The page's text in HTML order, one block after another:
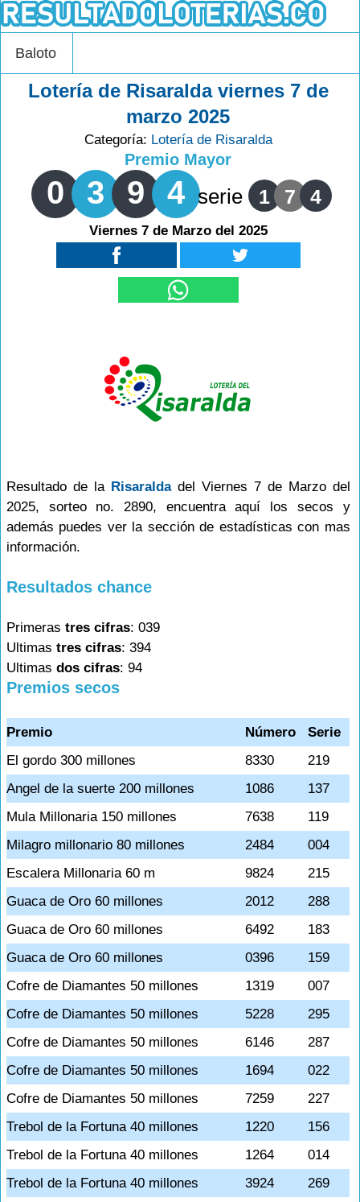
Baloto
Lotería de Risaralda viernes 7 de
marzo 2025
Categoría: Lotería de Risaralda
Premio Mayor
0 3 9 4 serie 1 7 4
Viernes 7 de Marzo del 2025
Resultado de la Risaraldadel Viernes 7 de Marzo del
2025, sorteo no. 2890, encuentra aquí los secos y
además puedes ver la sección de estadísticas con mas
información.
Resultados chance
Primeras tres cifras: 039
Ultimas tres cifras: 394
Ultimas dos cifras: 94
Premios secos
Premio Número
Serie
El gordo 300 millones
8330
219
Angel de la suerte 200 millones
1086
137
Mula Millonaria 150 millones
7638
119
Milagro millonario 80 millones
2484
004
Escalera Millonaria 60 m
9824
215
Guaca de Oro 60 millones
2012
288
Guaca de Oro 60 millones
6492
183
Guaca de Oro 60 millones
0396
159
Cofre de Diamantes 50 millones
1319
007
Cofre de Diamantes 50 millones
5228
295
Cofre de Diamantes 50 millones
6146
287
Cofre de Diamantes 50 millones
1694
022
Cofre de Diamantes 50 millones
7259
227
Trebol de la Fortuna 40 millones
1220
156
Trebol de la Fortuna 40 millones
1264
014
Trebol de la Fortuna 40 millones
3924
269